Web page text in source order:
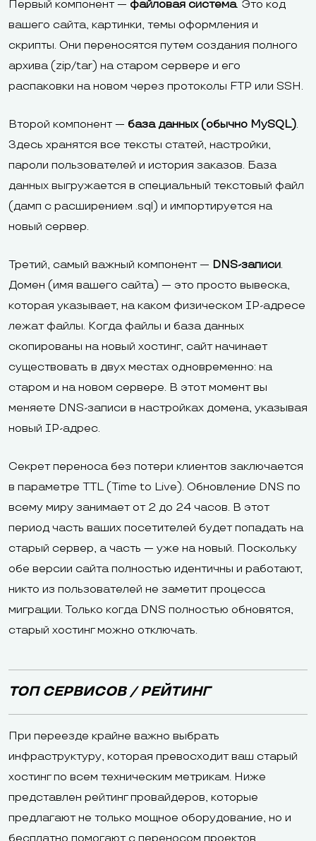
Первый компонент — файловая система. Это код
вашего сайта, картинки, темы оформления и
скрипты. Они переносятся путем создания полного
архива (zip/tar) на старом сервере и его
распаковки на новом через протоколы FTP или SSH.
Второй компонент — база данных (обычно MySQL).
Здесь хранятся все тексты статей, настройки,
пароли пользователей и история заказов. База
данных выгружается в специальный текстовый файл
(дамп с расширением .sql) и импортируется на
новый сервер.
Третий, самый важный компонент — DNS-записи.
Домен (имя вашего сайта) — это просто вывеска,
которая указывает, на каком физическом IP-адресе
лежат файлы. Когда файлы и база данных
скопированы на новый хостинг, сайт начинает
существовать в двух местах одновременно: на
старом и на новом сервере. В этот момент вы
меняете DNS-записи в настройках домена, указывая
новый IP-адрес.
Секрет переноса без потери клиентов заключается
в параметре TTL (Time to Live). Обновление DNS по
всему миру занимает от 2 до 24 часов. В этот
период часть ваших посетителей будет попадать на
старый сервер, а часть — уже на новый. Поскольку
обе версии сайта полностью идентичны и работают,
никто из пользователей не заметит процесса
миграции. Только когда DNS полностью обновятся,
старый хостинг можно отключать.
ТОП СЕРВИСОВ / РЕЙТИНГ
При переезде крайне важно выбрать
инфраструктуру, которая превосходит ваш старый
хостинг по всем техническим метрикам. Ниже
представлен рейтинг провайдеров, которые
предлагают не только мощное оборудование, но и
бесплатно помогают с переносом проектов.